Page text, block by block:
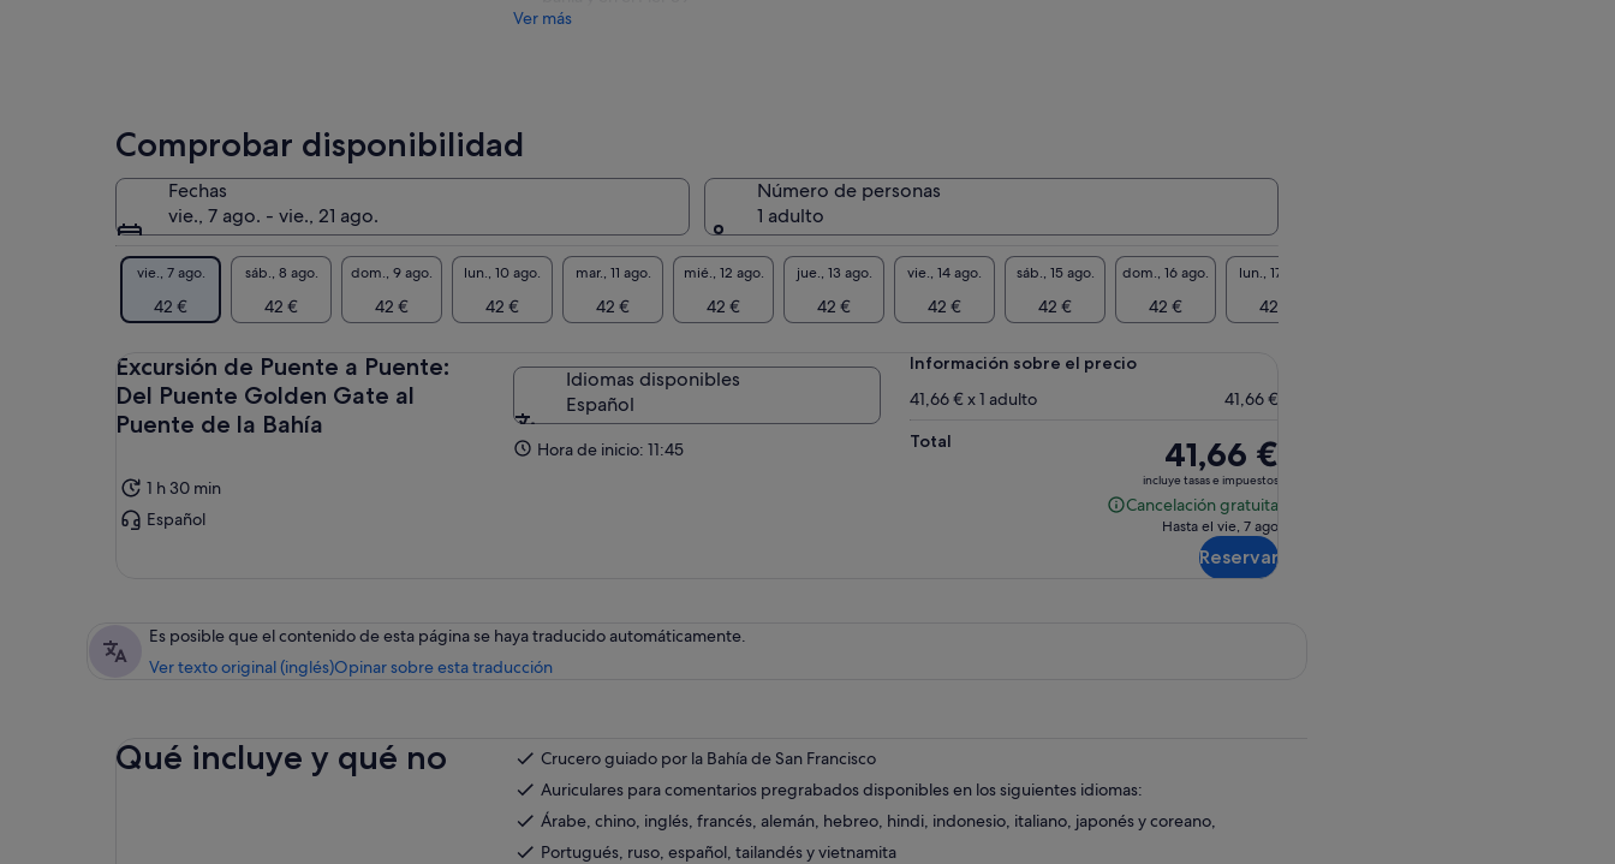
Ver más
Comprobar disponibilidad
Fechas
vie., 7 ago. - vie., 21 ago.
Número de personas
1 adulto
vie., 7 ago.
42 €
sáb., 8 ago.
42 €
dom., 9 ago.
42 €
lun., 10 ago.
42 €
mar., 11 ago.
42 €
mié., 12 ago.
42 €
jue., 13 ago.
42 €
vie., 14 ago.
42 €
sáb., 15 ago.
42 €
dom., 16 ago.
42 €
lun., 17 ago.
42 €
Excursión de Puente a Puente:
Del Puente Golden Gate al
Puente de la Bahía
1 h 30 min
Español
Idiomas disponibles
Español
Hora de inicio: 11:45
Información sobre el precio
41,66 € x 1 adulto
41,66 €
Total
El
precio
es
de
41,66 €
41,66 €
incluye tasas e impuestos
Cancelación gratuita
Cancelación
Hasta el vie, 7 ago
Reservar
Es posible que el contenido de esta página se haya traducido automáticamente.
Ver texto original (inglés)Opinar sobre esta traducciónSe
pestaña
Qué incluye y qué no
Crucero guiado por la Bahía de San Francisco
Auriculares para comentarios pregrabados disponibles en los siguientes idiomas:
Árabe, chino, inglés, francés, alemán, hebreo, hindi, indonesio, italiano, japonés y coreano,
Portugués, ruso, español, tailandés y vietnamita